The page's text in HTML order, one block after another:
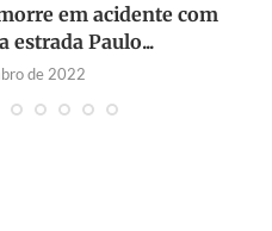
em acidente com
estrada Paulo...
de 2022